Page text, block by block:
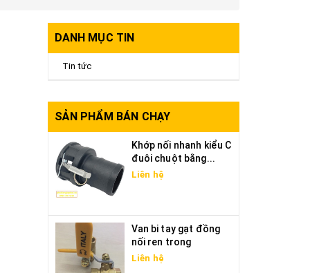
DANH MỤC TIN
Tin tức
SẢN PHẨM BÁN CHẠY
Khớp nối nhanh kiểu C
đuôi chuột bằng...
Liên hệ
Van bi tay gạt đồng
nối ren trong
Liên hệ